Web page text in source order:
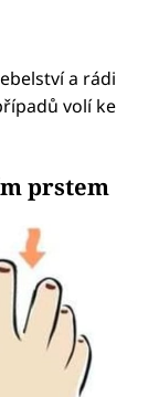
a rádi
volí ke
prstem